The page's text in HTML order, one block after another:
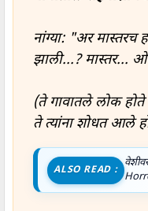
नांग्या: "अर मास्तरच
झाली...? मास्तर... ओ
(ते गावातले लोक होते
ते त्यांना शोधत आले
ALSO READ :